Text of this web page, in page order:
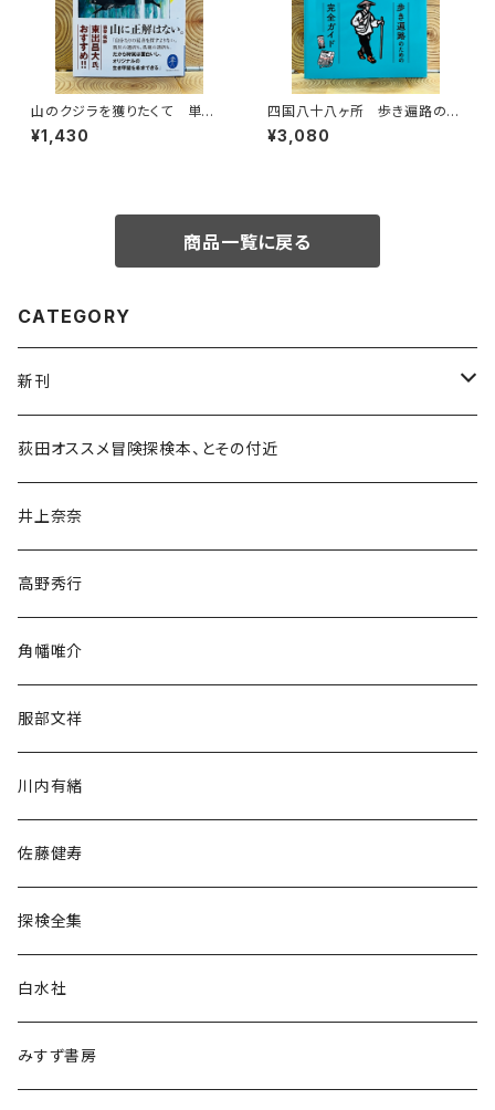
山のクジラを獲りたくて 単独
忍び猟記（文庫版）
¥1,430
四国八十八ヶ所 歩き遍路のた
めの完全ガイド
¥3,080
商品一覧に戻る
CATEGORY
新刊
和書
文学・小説・物語
随筆・ノンフィクション・その他
民族・風習
言語・ことば
荻田オススメ冒険探検本、とその付近
井上奈奈
高野秀行
角幡唯介
服部文祥
川内有緒
佐藤健寿
探検全集
白水社
みすず書房